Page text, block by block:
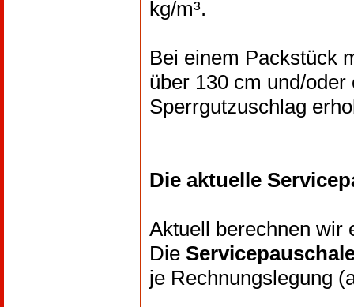
kg/m³.
Bei einem Packstück
über 130 cm und/
Sperrgutzuschlag
Die aktuelle
Aktuell berechnen wir
Die
je Rechnungslegung